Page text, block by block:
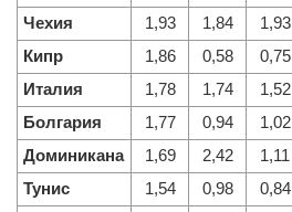
Чехия
1,93 1,84 1,93
Кипр
1,86 0,58 0,75
Италия
1,78 1,74 1,52
Болгария
1,77 0,94 1,02
Доминикана
1,69 2,42 1,11
Тунис
1,54 0,98 0,84